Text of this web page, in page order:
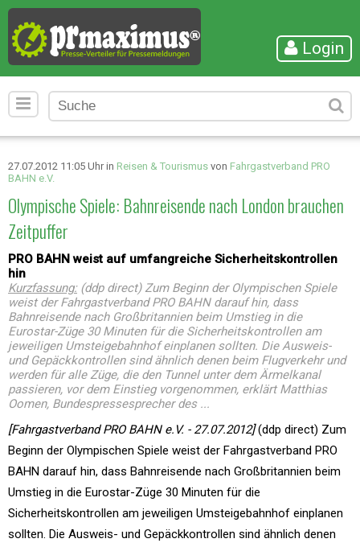
Login
27.07.2012 11:05 Uhr in Reisen & Tourismus von Fahrgastverband PRO
BAHN e.V.
Olympische Spiele: Bahnreisende nach London brauchen
Zeitpuffer
PRO BAHN weist auf umfangreiche Sicherheitskontrollen
hin
Kurzfassung:(ddp direct) Zum Beginn der Olympischen Spiele
weist der Fahrgastverband PRO BAHN darauf hin, dass
Bahnreisende nach Großbritannien beim Umstieg in die
Eurostar-Züge 30 Minuten für die Sicherheitskontrollen am
jeweiligen Umsteigebahnhof einplanen sollten. Die Ausweis-
und Gepäckkontrollen sind ähnlich denen beim Flugverkehr und
werden für alle Züge, die den Tunnel unter dem Ärmelkanal
passieren, vor dem Einstieg vorgenommen, erklärt Matthias
Oomen, Bundespressesprecher des ...
[Fahrgastverband PRO BAHN e.V. - 27.07.2012](ddp direct) Zum
Beginn der Olympischen Spiele weist der Fahrgastverband PRO
BAHN darauf hin, dass Bahnreisende nach Großbritannien beim
Umstieg in die Eurostar-Züge 30 Minuten für die
Sicherheitskontrollen am jeweiligen Umsteigebahnhof einplanen
sollten. Die Ausweis- und Gepäckkontrollen sind ähnlich denen